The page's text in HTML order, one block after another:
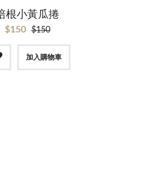
根小黃瓜捲
$150 $150
加入購物車